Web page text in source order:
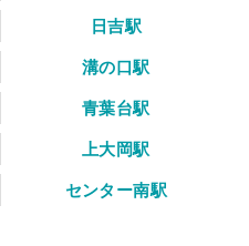
日吉駅
溝の口駅
青葉台駅
上大岡駅
センター南駅